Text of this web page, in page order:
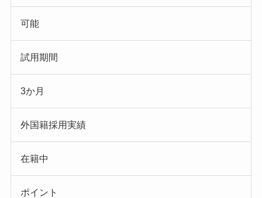
可能
試用期間
3か月
外国籍採用実績
在籍中
ポイント